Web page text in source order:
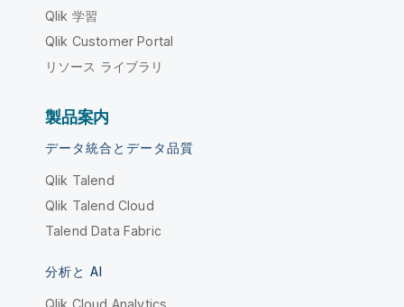
Qlik 学習
Qlik Customer Portal
リソース ライブラリ
製品案内
データ統合とデータ品質
Qlik Talend
Qlik Talend Cloud
Talend Data Fabric
分析と AI
Qlik Cloud Analytics